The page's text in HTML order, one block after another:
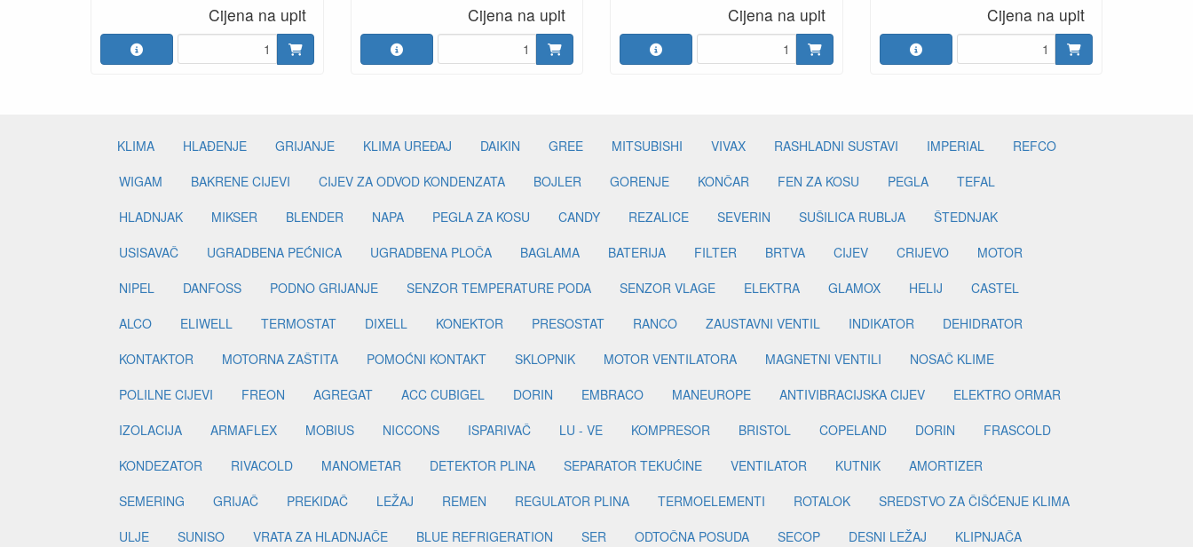
Cijena na upit Cijena na upit Cijena na upit Cijena na upit
KLIMA HLAĐENJE GRIJANJE KLIMA UREĐAJ DAIKIN GREE MITSUBISHI VIVAX RASHLADNI SUSTAVI IMPERIAL
REFCO
WIGAM
BAKRENE CIJEVI CIJEV ZA ODVOD KONDENZATA BOJLER GORENJE KONČAR FEN ZA KOSU PEGLA
TEFAL
HLADNJAK
MIKSER BLENDER NAPA PEGLA ZA KOSU CANDY REZALICE SEVERIN SUŠILICA RUBLJA
ŠTEDNJAK
USISAVAČ
UGRADBENA PEĆNICA UGRADBENA PLOČA BAGLAMA BATERIJA FILTER BRTVA CIJEV CRIJEVO
MOTOR
NIPEL
DANFOSS PODNO GRIJANJE SENZOR TEMPERATURE PODA SENZOR VLAGE ELEKTRA GLAMOX HELIJ
CASTEL
ALCO
ELIWELL TERMOSTAT DIXELL KONEKTOR PRESOSTAT RANCO ZAUSTAVNI VENTIL INDIKATOR
DEHIDRATOR
KONTAKTOR
MOTORNA ZAŠTITA POMOĆNI KONTAKT SKLOPNIK MOTOR VENTILATORA MAGNETNI VENTILI
NOSAČ KLIME
POLILNE CIJEVI
FREON AGREGAT ACC CUBIGEL DORIN EMBRACO MANEUROPE ANTIVIBRACIJSKA CIJEV
ELEKTRO ORMAR
IZOLACIJA
ARMAFLEX MOBIUS NICCONS ISPARIVAČ LU - VE KOMPRESOR BRISTOL COPELAND DORIN
FRASCOLD
KONDEZATOR
RIVACOLD MANOMETAR DETEKTOR PLINA SEPARATOR TEKUĆINE VENTILATOR KUTNIK
AMORTIZER
SEMERING
GRIJAČ PREKIDAČ LEŽAJ REMEN REGULATOR PLINA TERMOELEMENTI ROTALOK
SREDSTVO ZA ČIŠĆENJE KLIMA
ULJE
SUNISO VRATA ZA HLADNJAČE BLUE REFRIGERATION SER ODTOČNA POSUDA SECOP DESNI LEŽAJ
KLIPNJAČA